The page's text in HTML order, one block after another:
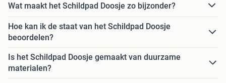
Wat maakt het Schildpad Doosje zo bijzonder?
Hoe kan ik de staat van het Schildpad Doosje
beoordelen?
Is het Schildpad Doosje gemaakt van duurzame
materialen?